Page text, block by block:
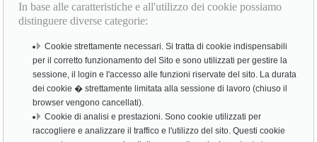
In base alle caratteristiche e all'utilizzo dei cookie possiamo
distinguere diverse categorie:
Cookie strettamente necessari. Si tratta di cookie indispensabili
per il corretto funzionamento del Sito e sono utilizzati per gestire la
sessione, il login e l'accesso alle funzioni riservate del sito. La durata
dei cookie � strettamente limitata alla sessione di lavoro (chiuso il
browser vengono cancellati).
Cookie di analisi e prestazioni. Sono cookie utilizzati per
raccogliere e analizzare il traffico e l'utilizzo del sito. Questi cookie